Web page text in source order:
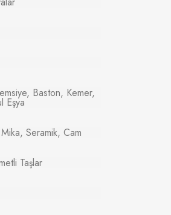
Baston, Kemer,
Eşya
Seramik, Cam
Taşlar